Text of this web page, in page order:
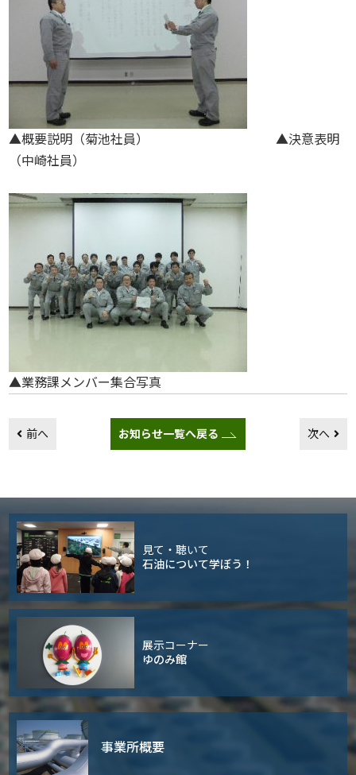
▲概要説明（菊池社員） ▲決意表明
（中崎社員）
▲業務課メンバー集合写真
前へ お知らせ一覧へ戻る 次へ
見て・聴いて
石油について学ぼう！
展示コーナー
ゆのみ館
事業所概要